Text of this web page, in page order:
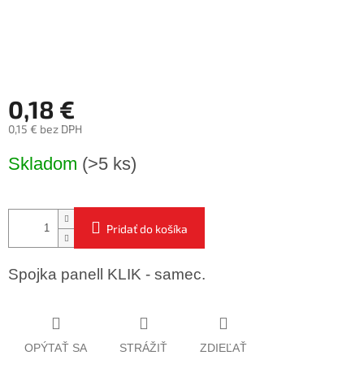
0,18 €
0,15 € bez DPH
cena:
Skladom (>5 ks)
Pridať do košíka
Spojka panell KLIK - samec.
OPÝTAŤ SA STRÁŽIŤ ZDIEĽAŤ